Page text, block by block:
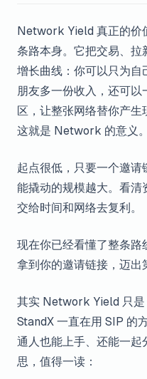
Network Yield 真正的价
条路本身。它把交易、拉
增长曲线：你可以只为自
朋友多一份收入，还可
区，让整张网络替你产生
这就是 Network 的意义。
起点很低，只要一个邀请
能撬动的规模越大。看
交给时间和网络去复利。
现在你已经看懂了整条路
拿到你的邀请链接，迈出
其实 Network Yield 只是
StandX 一直在用 SIP 的
通人也能上手、还能一
思，值得一读：